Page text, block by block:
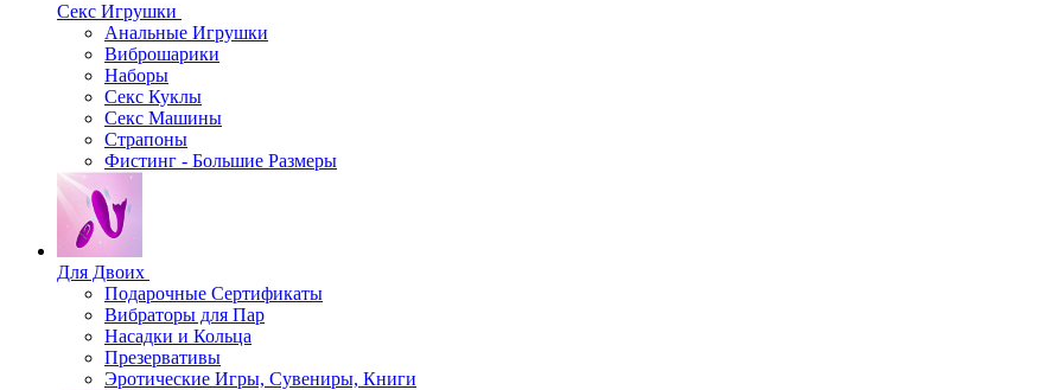
Секс Игрушки
Анальные Игрушки
Виброшарики
Наборы
Секс Куклы
Секс Машины
Страпоны
Фистинг - Большие Размеры
Для Двоих
Подарочные Сертификаты
Вибраторы для Пар
Насадки и Кольца
Презервативы
Эротические Игры, Сувениры, Книги